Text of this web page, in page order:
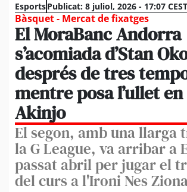
EsportsPublicat: 8 juliol, 2026 - 17:07 CEST
Bàsquet - Mercat de fixatges
El MoraBanc Andorra
s’acomiada d’Stan
després de tres
mentre posa l’ullet en
Akinjo
El segon, amb una llarga
la G League, va arribar a
passat abril per jugar el
del curs a l'Ironi Nes